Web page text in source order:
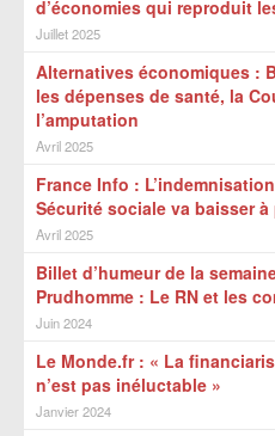
d’économies qui reproduit
Juillet 2025
Alternatives économiques :
les dépenses de santé, la
l’amputation
Avril 2025
France Info :
Sécurité sociale va baisser à
Avril 2025
Billet d’humeur de la
Prudhomme : Le RN et les
Juin 2024
Le Monde.fr : « La
n’est pas inéluctable »
Janvier 2024